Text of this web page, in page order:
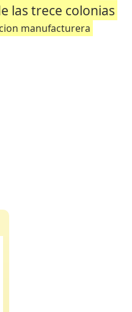
las trece colonias
manufacturera